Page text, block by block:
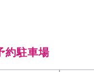
約駐車場